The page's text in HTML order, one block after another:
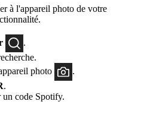
à l'appareil photo de votre
photo
.
un code Spotify.